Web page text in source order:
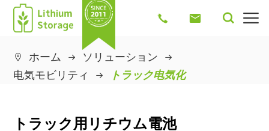
   
 ホーム
ソリューション
电気モビリティ
トラック电気化
トラック用リチウム電池